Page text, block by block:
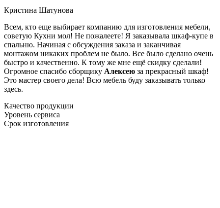
Кристина Шатунова
Всем, кто еще выбирает компанию для изготовления мебели,
советую Кухни мол! Не пожалеете! Я заказывала шкаф-купе в
спальню. Начиная с обсуждения заказа и заканчивая
монтажом никаких проблем не было. Все было сделано очень
быстро и качественно. К тому же мне ещё скидку сделали!
Огромное спасибо сборщику Алексею за прекрасный шкаф!
Это мастер своего дела! Всю мебель буду заказывать только
здесь.
Качество продукции
Уровень сервиса
Срок изготовления